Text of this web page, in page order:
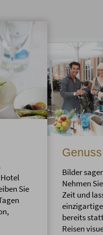
Sie
Bilder
Nehmen
Zeit und
bereits
Reisen